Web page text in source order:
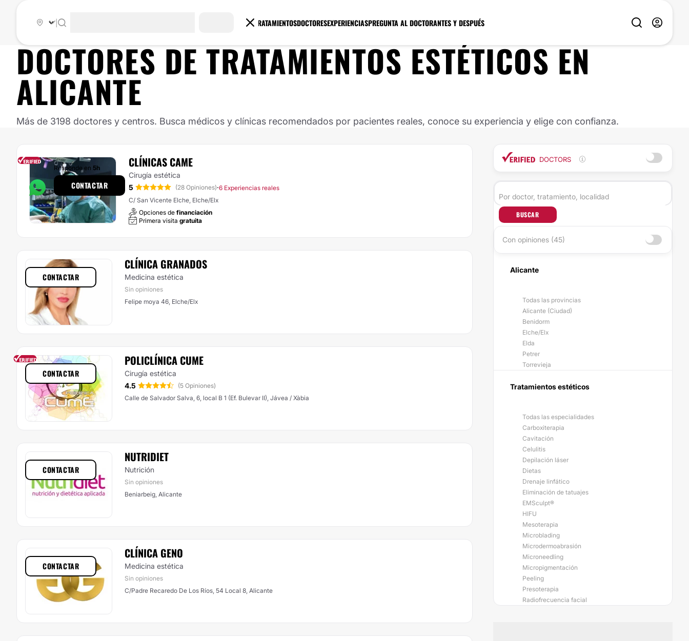
TRATAMIENTOSDOCTORESEXPERIENCIASPREGUNTA AL DOCTORANTES Y DESPUÉS
DOCTORES DETRATAMIENTOS ESTÉTICOSEN
ALICANTE
Más de 3198 doctores y centros. Busca médicos y clínicas recomendados por pacientes reales, conoce su experiencia y elige con confianza.
CLÍNICAS CAME
Cirugía estética
5
(28 Opiniones)·6 Experiencias reales
C/ San Vicente Elche, Elche/Elx
Opciones de financiación
Primera visita gratuita
Responde en 5h
CONTACTAR
CLÍNICA GRANADOS
Medicina estética
Sin opiniones
Felipe moya 46, Elche/Elx
CONTACTAR
POLICLÍNICA CUME
Cirugía estética
4.5
(5 Opiniones)
Calle de Salvador Salva, 6, local B 1 (Ef. Bulevar II), Jávea / Xàbia
CONTACTAR
NUTRIDIET
Nutrición
Sin opiniones
Beniarbeig, Alicante
CONTACTAR
CLÍNICA GENO
Medicina estética
Sin opiniones
C/Padre Recaredo De Los Ríos, 54 Local 8, Alicante
CONTACTAR
DOCTORS
BUSCAR
Con opiniones (45)
Alicante
Todas las provincias
Alicante (Ciudad)
Benidorm
Elche/Elx
Elda
Petrer
Torrevieja
Tratamientos estéticos
Todas las especialidades
Carboxiterapia
Cavitación
Celulitis
Depilación láser
Dietas
Drenaje linfático
Eliminación de tatuajes
EMSculpt®
HIFU
Mesoterapia
Microblading
Microdermoabrasión
Microneedling
Micropigmentación
Peeling
Presoterapia
Radiofrecuencia facial